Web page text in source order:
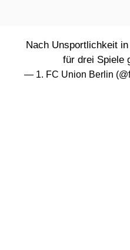
Nach Unsportlichkeit
für drei Spiele
— 1. FC Union Berlin